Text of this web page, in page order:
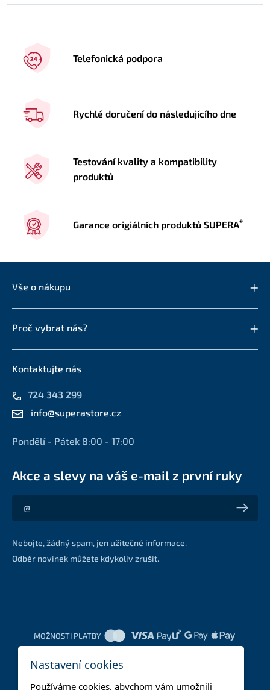
Telefonická podpora
Rychlé doručení do následujícího dne
Testování kvality a kompatibility
produktů
Garance origiálních produktů SUPERA®
Vše o nákupu
Proč vybrat nás?
Kontaktujte nás
724 343 299
info@superastore.cz
Pondělí - Pátek 8:00 - 17:00
Akce a slevy na váš e-mail z první ruky
Akce a slevy na váš e-mail z první ruky
Nebojte, žádný spam, jen užitečné informace.
Odběr novinek můžete kdykoliv zrušit.
MOŽNOSTI PLATBY
Nastavení cookies
Používáme cookies, abychom vám umožnili